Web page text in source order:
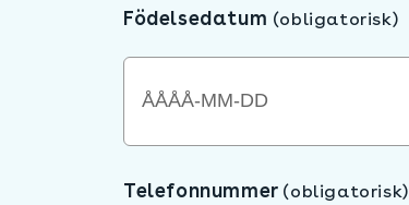
Födelsedatum (obligatorisk)
Telefonnummer (obligatorisk)